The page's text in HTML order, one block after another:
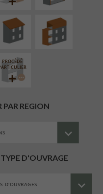
PROCÉDÉ
PAR REGION
TYPE D'OUVRAGE